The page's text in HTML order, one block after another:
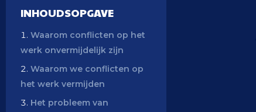
INHOUDSOPGAVE
Waarom conflicten op het
werk onvermijdelijk zijn
Waarom we conflicten op
het werk vermijden
Het probleem van